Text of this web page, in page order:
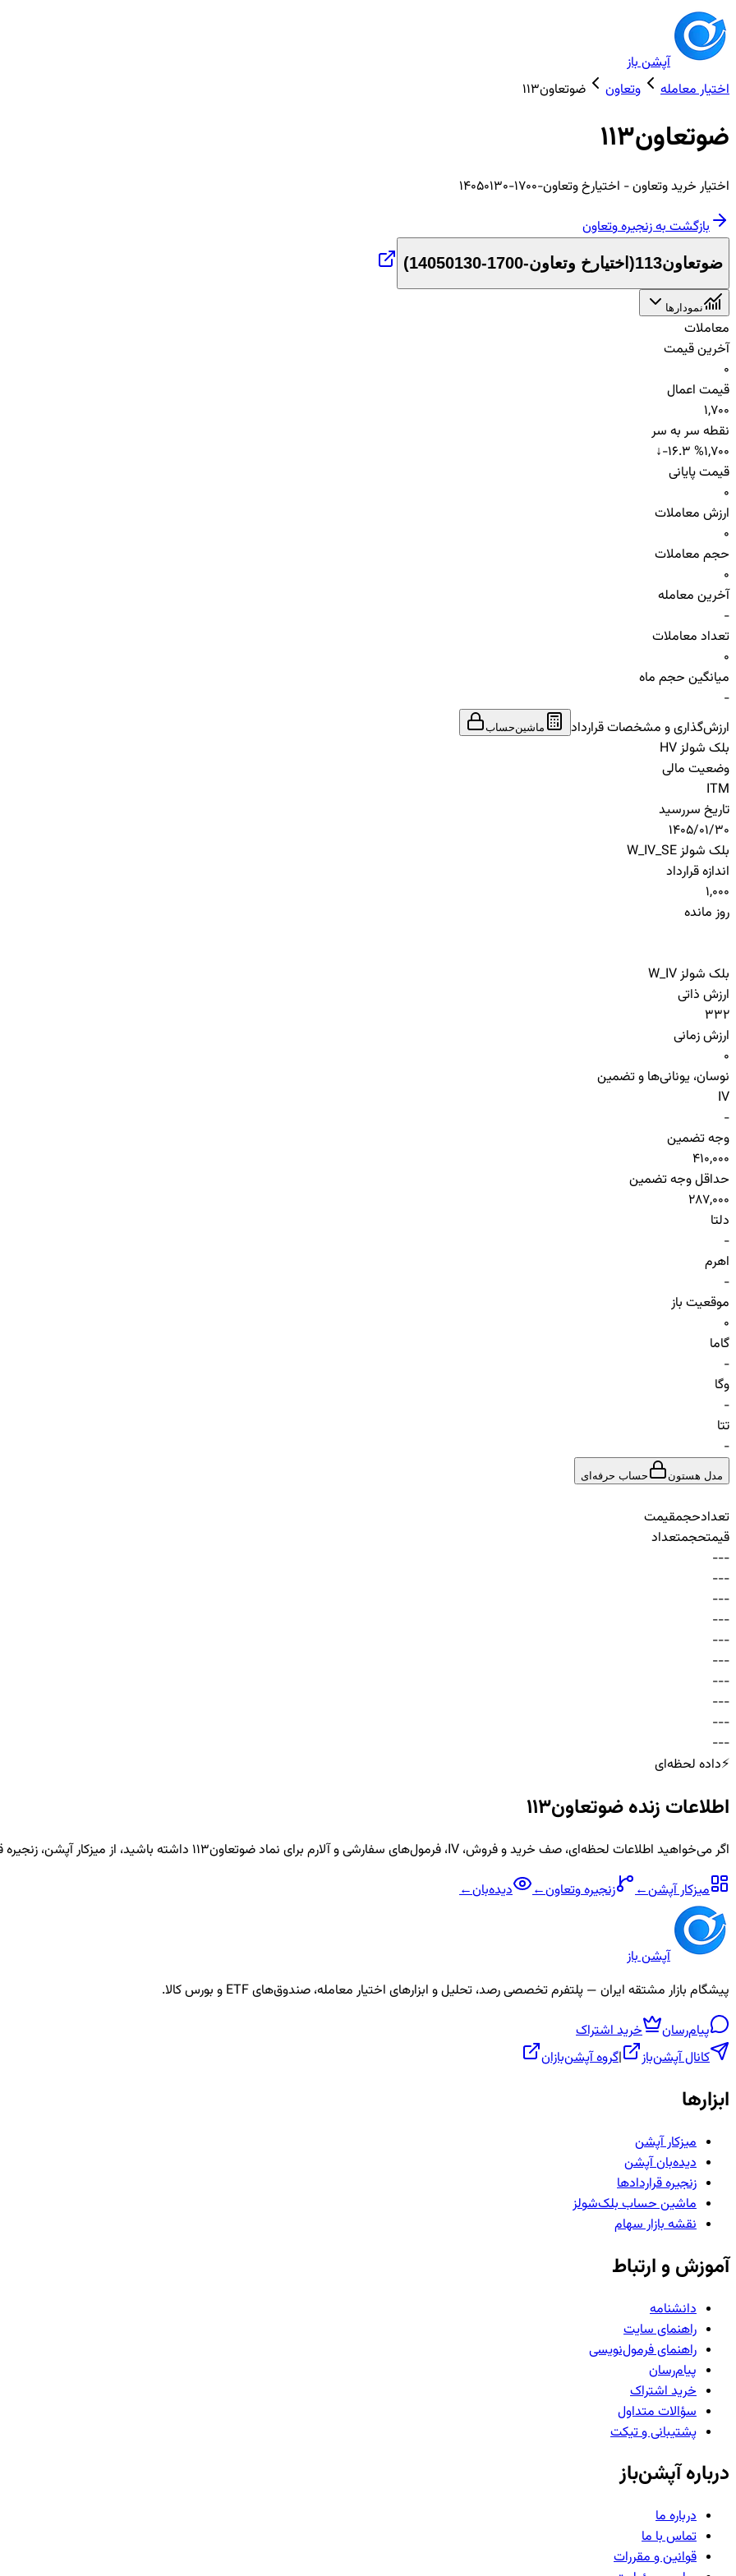
آپشن باز
اختیار معامله
وتعاون ضوتعاون113
ضوتعاون113
اختیار خریدوتعاون- اختیارخ وتعاون-1700-14050130
بازگشت به زنجیرهوتعاون
ضوتعاون113 ( اختیارخ وتعاون-1700-14050130 )
نمودارها
معاملات
آخرین قیمت
0
قیمت اعمال
1,700
نقطه سر به سر
1,700
↓-16.3 %
قیمت پایانی
0
ارزش معاملات
0
حجم معاملات
0
آخرین معامله
-
تعداد معاملات
0
میانگین حجم ماه
-
ارزش‌گذاری و مشخصات قرارداد
ماشین‌حساب
بلک شولز HV
وضعیت مالی
ITM
تاریخ سررسید
1405/01/30
بلک شولز W_IV_SE
اندازه قرارداد
1,000
روز مانده
بلک شولز W_IV
ارزش ذاتی
332
ارزش زمانی
0
نوسان، یونانی‌ها و تضمین
IV
-
وجه تضمین
410,000
حداقل وجه تضمین
287,000
دلتا
-
اهرم
-
موقعیت باز
0
گاما
-
وگا
-
تتا
-
مدل هستون حساب حرفه‌ای
تعدادحجمقیمت
قیمتحجمتعداد
-
-
-
-
-
-
-
-
-
-
-
-
-
-
-
-
-
-
-
-
-
-
-
-
-
-
-
-
-
-
⚡داده لحظه‌ای
اطلاعات زندهضوتعاون113
اگر می‌خواهید اطلاعات لحظه‌ای، صف خرید و فروش، IV، فرمول‌های سفارشی و آلارم برای نماد ضوتعاون113
داشته باشید، از میزکار آپشن، زنجیره
میزکار آپشن← زنجیرهوتعاون← دیده‌بان←
آپشن باز
پیشگام بازار مشتقه ایران — پلتفرم تخصصی رصد، تحلیل و ابزارهای اختیار معامله، صندوق‌های ETF و بورس کالا.
پیام‌رسان
خرید اشتراک
کانال آپشن‌باز
|گروه آپشن‌بازان
ابزارها
میزکار آپشن
دیده‌بان آپشن
زنجیره قراردادها
ماشین حساب بلک‌شولز
نقشه بازار سهام
آموزش و ارتباط
دانشنامه
راهنمای سایت
راهنمای فرمول‌نویسی
پیام‌رسان
خرید اشتراک
سؤالات متداول
پشتیبانی و تیکت
درباره آپشن‌باز
درباره ما
تماس با ما
قوانین و مقررات